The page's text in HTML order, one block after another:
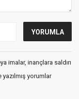
imalar, inançlara saldırı
yorumlar